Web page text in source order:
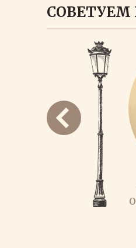
СОВЕТУЕМ